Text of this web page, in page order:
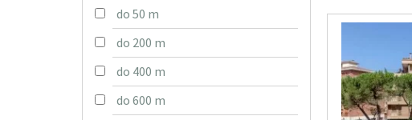
do 50 m
do 200 m
do 400 m
do 600 m